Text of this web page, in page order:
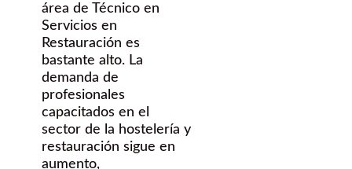
área de Técnico en
Servicios en
Restauración es
bastante alto. La
demanda de
profesionales
capacitados en el
sector de la hostelería y
restauración sigue en
aumento,